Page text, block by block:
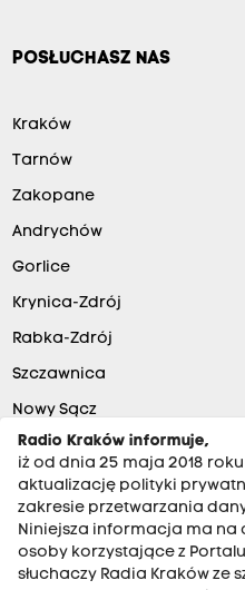
POSŁUCHASZ NAS
Kraków
Tarnów
Zakopane
Andrychów
Gorlice
Krynica-Zdrój
Rabka-Zdrój
Szczawnica
Nowy Sącz
Radio Kraków informuje,
iż od dnia 25 maja 2018
aktualizację polityki
zakresie przetwarzania
Niniejsza informacja ma na
osoby korzystające z
słuchaczy Radia Kraków ze